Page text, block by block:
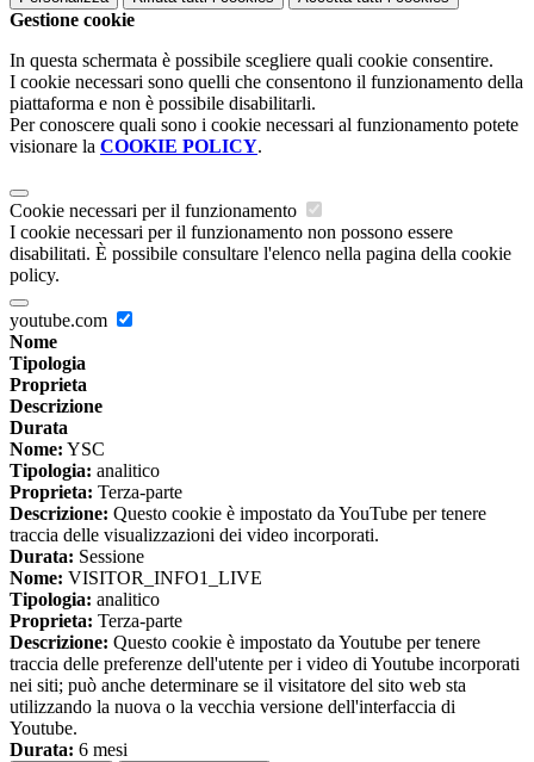
Gestione cookie
In questa schermata è possibile scegliere quali cookie consentire.
I cookie necessari sono quelli che consentono il funzionamento della
piattaforma e non è possibile disabilitarli.
Per conoscere quali sono i cookie necessari al funzionamento potete
visionare la COOKIE POLICY.
Cookie necessari per il funzionamento
I cookie necessari per il funzionamento non possono essere
disabilitati. È possibile consultare l'elenco nella pagina della cookie
policy.
youtube.com
Nome
Tipologia
Proprieta
Descrizione
Durata
Nome: YSC
Tipologia: analitico
Proprieta: Terza-parte
Descrizione: Questo cookie è impostato da YouTube per tenere
traccia delle visualizzazioni dei video incorporati.
Durata: Sessione
Nome: VISITOR_INFO1_LIVE
Tipologia: analitico
Proprieta: Terza-parte
Descrizione: Questo cookie è impostato da Youtube per tenere
traccia delle preferenze dell'utente per i video di Youtube incorporati
nei siti; può anche determinare se il visitatore del sito web sta
utilizzando la nuova o la vecchia versione dell'interfaccia di
Youtube.
Durata: 6 mesi